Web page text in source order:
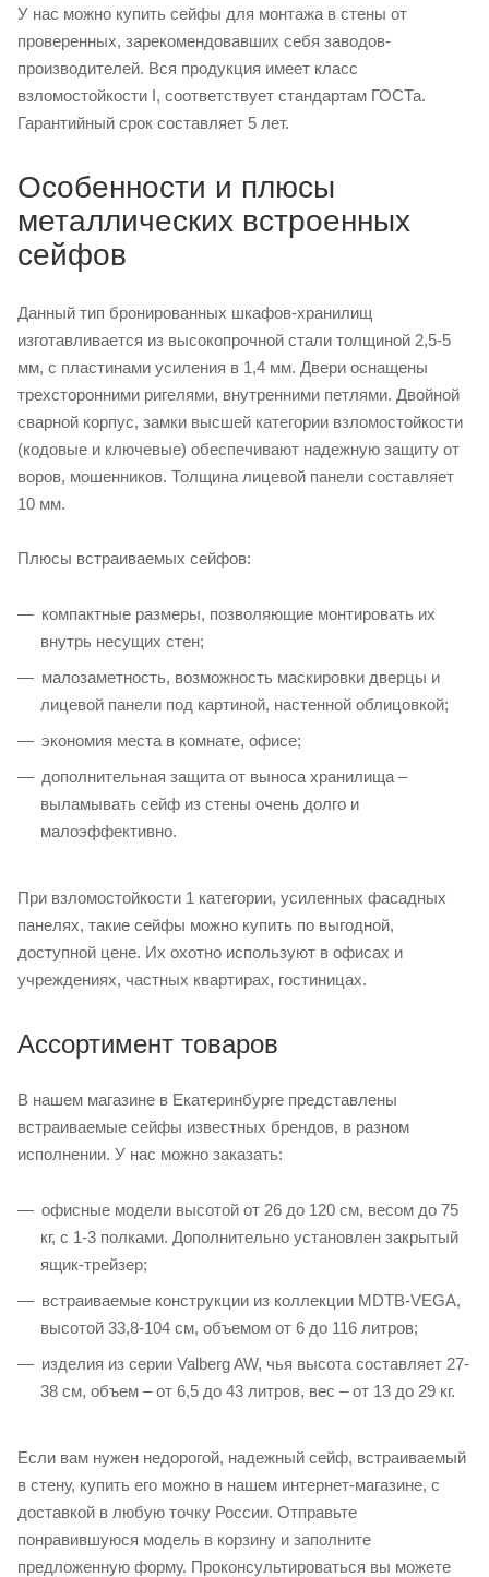
У нас можно купить сейфы для монтажа в стены от
проверенных, зарекомендовавших себя заводов-
производителей. Вся продукция имеет класс
взломостойкости I, соответствует стандартам ГОСТа.
Гарантийный срок составляет 5 лет.
Особенности и плюсы
металлических встроенных
сейфов
Данный тип бронированных шкафов-хранилищ
изготавливается из высокопрочной стали толщиной 2,5-5
мм, с пластинами усиления в 1,4 мм. Двери оснащены
трехсторонними ригелями, внутренними петлями. Двойной
сварной корпус, замки высшей категории взломостойкости
(кодовые и ключевые) обеспечивают надежную защиту от
воров, мошенников. Толщина лицевой панели составляет
10 мм.
Плюсы встраиваемых сейфов:
компактные размеры, позволяющие монтировать их
внутрь несущих стен;
малозаметность, возможность маскировки дверцы и
лицевой панели под картиной, настенной облицовкой;
экономия места в комнате, офисе;
дополнительная защита от выноса хранилища –
выламывать сейф из стены очень долго и
малоэффективно.
При взломостойкости 1 категории, усиленных фасадных
панелях, такие сейфы можно купить по выгодной,
доступной цене. Их охотно используют в офисах и
учреждениях, частных квартирах, гостиницах.
Ассортимент товаров
В нашем магазине в Екатеринбурге представлены
встраиваемые сейфы известных брендов, в разном
исполнении. У нас можно заказать:
офисные модели высотой от 26 до 120 см, весом до 75
кг, с 1-3 полками. Дополнительно установлен закрытый
ящик-трейзер;
встраиваемые конструкции из коллекции MDTB-VEGA,
высотой 33,8-104 см, объемом от 6 до 116 литров;
изделия из серии Valberg AW, чья высота составляет 27-
38 см, объем – от 6,5 до 43 литров, вес – от 13 до 29 кг.
Если вам нужен недорогой, надежный сейф, встраиваемый
в стену, купить его можно в нашем интернет-магазине, с
доставкой в любую точку России. Отправьте
понравившуюся модель в корзину и заполните
предложенную форму. Проконсультироваться вы можете